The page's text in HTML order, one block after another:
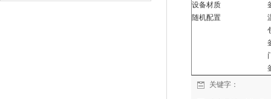
设备材质
随机配置
关键字：